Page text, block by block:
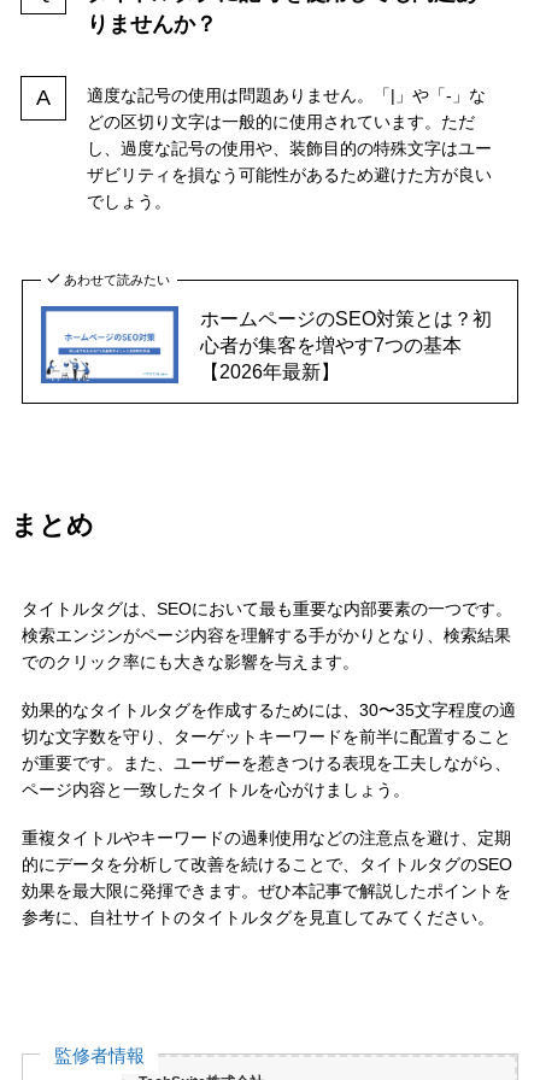
りませんか？
適度な記号の使用は問題ありません。「|」や「-」な
どの区切り文字は一般的に使用されています。ただ
し、過度な記号の使用や、装飾目的の特殊文字はユー
ザビリティを損なう可能性があるため避けた方が良い
でしょう。
あわせて読みたい
ホームページのSEO対策とは？初
心者が集客を増やす7つの基本
【2026年最新】
まとめ
タイトルタグは、SEOにおいて最も重要な内部要素の一つです。
検索エンジンがページ内容を理解する手がかりとなり、検索結果
でのクリック率にも大きな影響を与えます。
効果的なタイトルタグを作成するためには、30〜35文字程度の適
切な文字数を守り、ターゲットキーワードを前半に配置すること
が重要です。また、ユーザーを惹きつける表現を工夫しながら、
ページ内容と一致したタイトルを心がけましょう。
重複タイトルやキーワードの過剰使用などの注意点を避け、定期
的にデータを分析して改善を続けることで、タイトルタグのSEO
効果を最大限に発揮できます。ぜひ本記事で解説したポイントを
参考に、自社サイトのタイトルタグを見直してみてください。
監修者情報